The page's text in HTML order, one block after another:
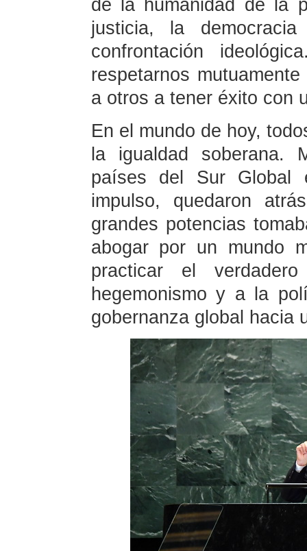
de la humanidad de la
justicia, la
confrontación
respetarnos
a otros a tener éxito con
En el mundo de hoy,
la igualdad soberana.
países del Sur Global
impulso, quedaron
grandes potencias
abogar por un mundo
practicar el
hegemonismo y a la
gobernanza global hacia